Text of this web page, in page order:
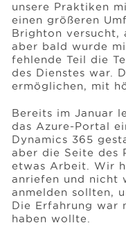
unsere Praktiken
einen größeren
Brighton versucht,
aber bald wurde
fehlende Teil die
des Dienstes war.
ermöglichen, mit
Bereits im Januar
das Azure-Portal
Dynamics 365
aber die Seite des
etwas Arbeit. Wir
anriefen und nicht
anmelden sollten,
Die Erfahrung war
haben wollte.